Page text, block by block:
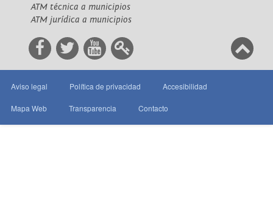
ATM técnica a municipios
ATM jurídica a municipios
Aviso legal Política de privacidad Accesibilidad
Mapa Web Transparencia Contacto